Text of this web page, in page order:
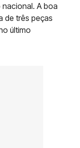
A boa
de três peças
último